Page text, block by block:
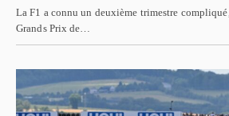
La F1 a connu un deuxième trimestre
Grands Prix de…